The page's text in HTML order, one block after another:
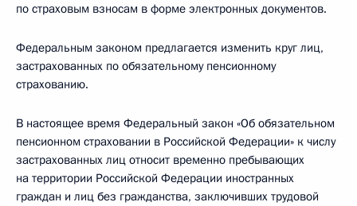
по страховым взносам в форме электронных документов.
Федеральным законом предлагается изменить круг лиц,
застрахованных по обязательному пенсионному
страхованию.
В настоящее время Федеральный закон «Об обязательном
пенсионном страховании в Российской Федерации» к числу
застрахованных лиц относит временно пребывающих
на территории Российской Федерации иностранных
граждан и лиц без гражданства, заключивших трудовой